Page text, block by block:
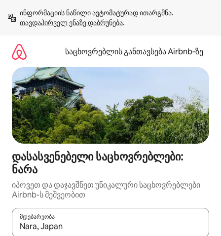
გადასვლა
თავდაპირველ ენაზე დაბრუნება.
საცხოვრებლის განთავსება Airbnb‑ზე
დასასვენებელი საცხოვრებლები:
ნარა
იპოვეთ და დაჯავშნეთ უნიკალური საცხოვრებლები
Airbnb-ს მეშვეობით
მდებარეობა
როცა შედეგები ხელმისაწვდომი გახდება, ნავიგაციისთვის